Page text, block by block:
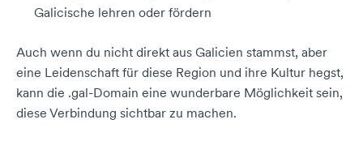
Galicische lehren oder fördern
Auch wenn du nicht direkt aus Galicien stammst, aber
eine Leidenschaft für diese Region und ihre Kultur hegst,
kann die .gal-Domain eine wunderbare Möglichkeit sein,
diese Verbindung sichtbar zu machen.